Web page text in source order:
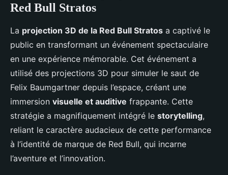
Red Bull Stratos
La projection 3D de la Red Bull Stratos a captivé le
public en transformant un événement spectaculaire
en une expérience mémorable. Cet événement a
utilisé des projections 3D pour simuler le saut de
Felix Baumgartner depuis l’espace, créant une
immersion visuelle et auditive frappante. Cette
stratégie a magnifiquement intégré le storytelling,
reliant le caractère audacieux de cette performance
à l’identité de marque de Red Bull, qui incarne
l’aventure et l’innovation.